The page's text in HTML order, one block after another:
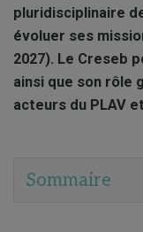
pluridisciplinaire
évoluer ses
2027). Le Creseb
ainsi que son rôle
acteurs du PLAV
Sommaire